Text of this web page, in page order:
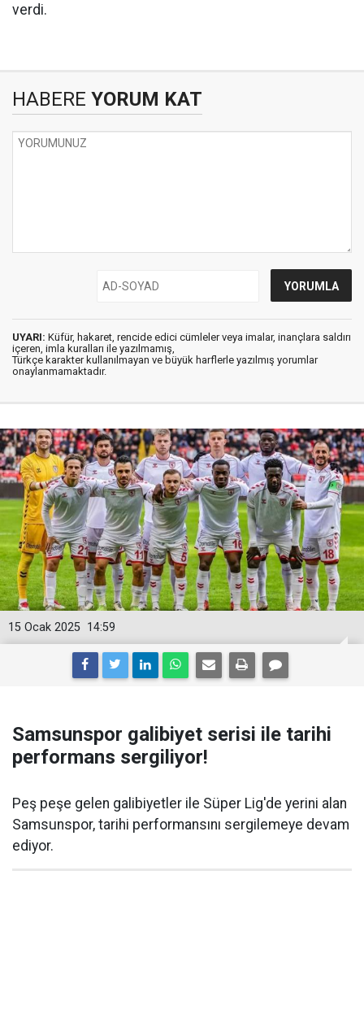
verdi.
HABERE YORUM KAT
UYARI: Küfür, hakaret, rencide edici cümleler veya imalar, inançlara saldırı
içeren, imla kuralları ile yazılmamış,
Türkçe karakter kullanılmayan ve büyük harflerle yazılmış yorumlar
onaylanmamaktadır.
14:59
15 Ocak 2025
Samsunspor galibiyet serisi ile tarihi
performans sergiliyor!
Peş peşe gelen galibiyetler ile Süper Lig'de yerini alan
Samsunspor, tarihi performansını sergilemeye devam
ediyor.